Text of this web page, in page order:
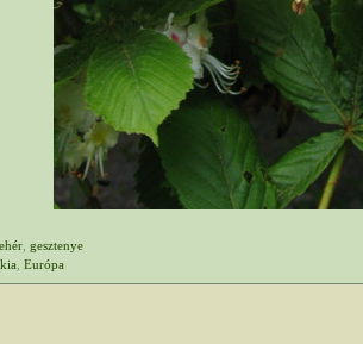
gesztenye
Európa